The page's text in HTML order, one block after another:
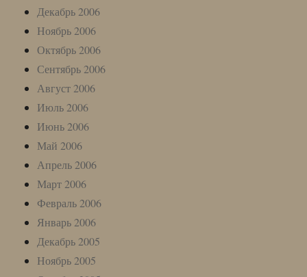
Декабрь 2006
Ноябрь 2006
Октябрь 2006
Сентябрь 2006
Август 2006
Июль 2006
Июнь 2006
Май 2006
Апрель 2006
Март 2006
Февраль 2006
Январь 2006
Декабрь 2005
Ноябрь 2005